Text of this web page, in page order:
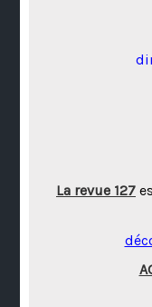
La revue 127